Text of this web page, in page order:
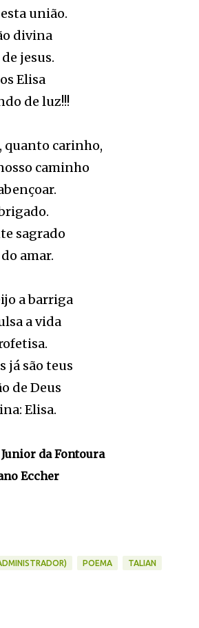
união.
divina
jesus.
Elisa
de luz!!!
quanto carinho,
caminho
sagrado
amar.
a barriga
a vida
já são teus
de Deus
Elisa.
da Fontoura
Eccher
POEMA TALIAN